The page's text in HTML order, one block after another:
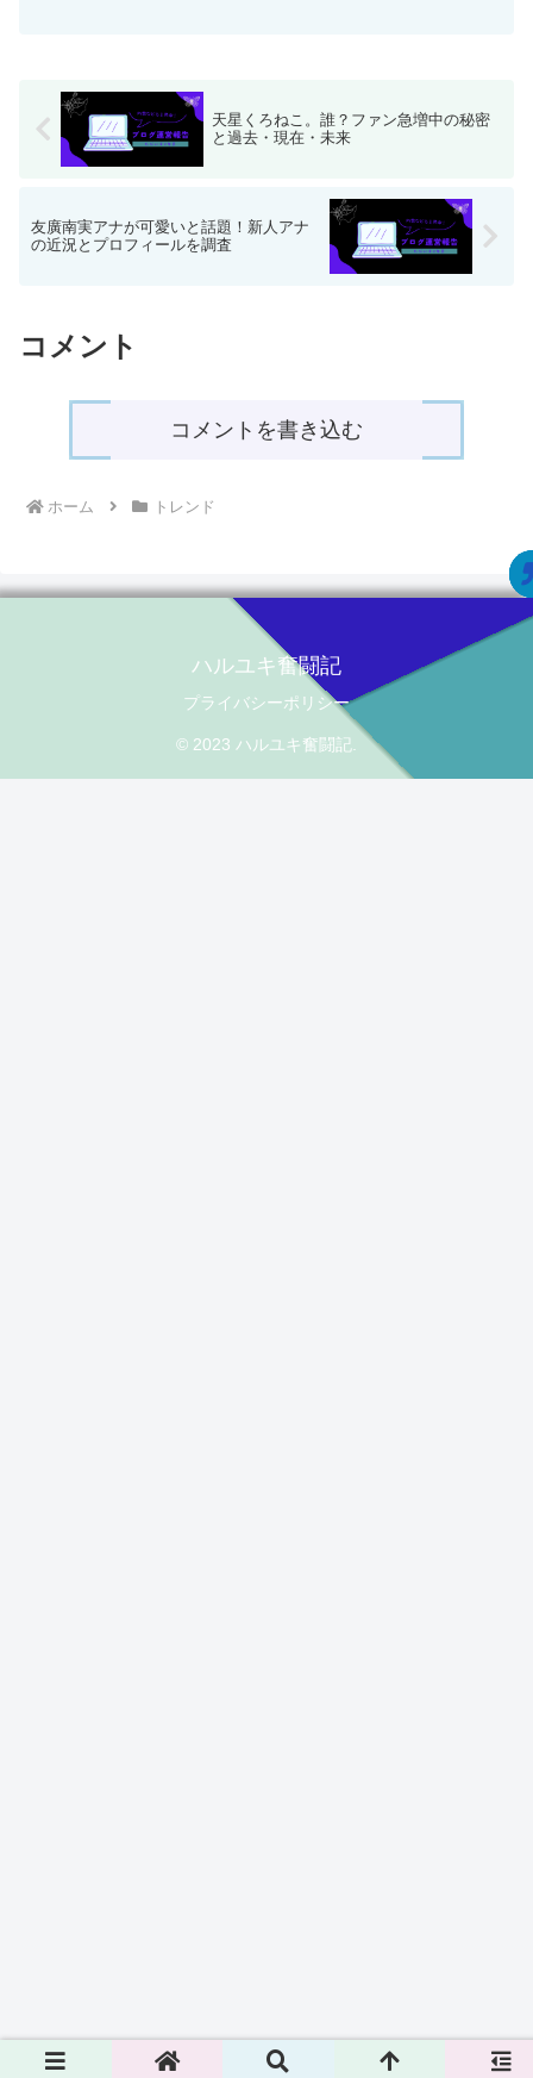
天星くろねこ。誰？ファン急増中の秘密
と過去・現在・未来
友廣南実アナが可愛いと話題！新人アナ
の近況とプロフィールを調査
コメント
コメントを書き込む
ホーム トレンド
ハルユキ奮闘記
プライバシーポリシー
© 2023 ハルユキ奮闘記.